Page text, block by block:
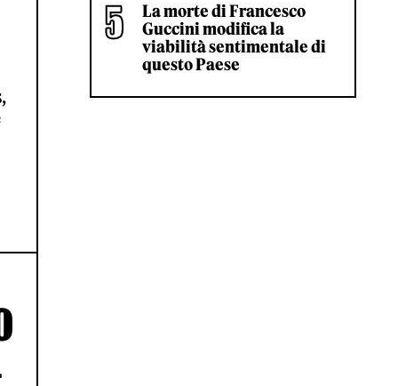
La morte di Francesco
Guccini modifica la
viabilità sentimentale di
questo Paese